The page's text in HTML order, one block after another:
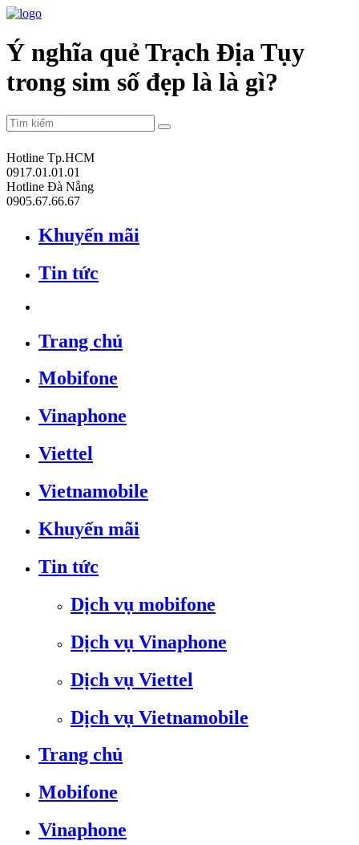
Ý nghĩa quẻ Trạch Địa Tụy
trong sim số đẹp là là gì?
Hotline Tp.HCM
0917.01.01.01
Hotline Đà Nẵng
0905.67.66.67
Khuyến mãi
Tin tức
Trang chủ
Mobifone
Vinaphone
Viettel
Vietnamobile
Khuyến mãi
Tin tức
Dịch vụ mobifone
Dịch vụ Vinaphone
Dịch vụ Viettel
Dịch vụ Vietnamobile
Trang chủ
Mobifone
Vinaphone